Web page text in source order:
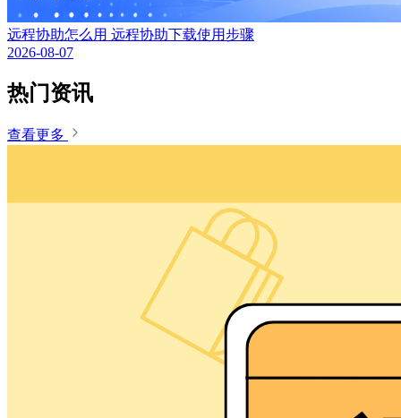
远程协助怎么用 远程协助下载使用步骤
2026-08-07
热门资讯
查看更多